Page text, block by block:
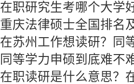
在职研究生考哪个大学
重庆法律硕士全国排名
在苏州工作想读研？同
同等学力申硕到底难不
在职读研是什么意思？